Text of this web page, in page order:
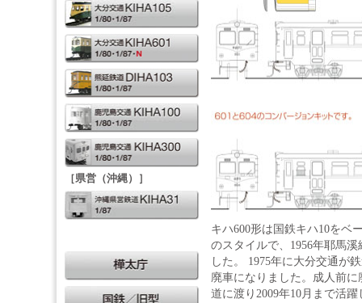
キハ600形は国鉄キハ10をベ
のスタイルで、1956年耶馬
した。 1975年に大分交通が
廃車になりました。成人前
道に渡り2009年10月まで活
［県営（沖縄）］